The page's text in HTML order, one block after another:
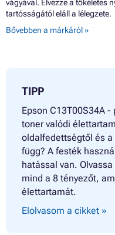
Patron EPSON L3110 SERIES
Patron EPSON L3110CIS
Patron EPSON L3110MEAF
Patron EPSON L3111
vágyával. Élvezze a tökéletes
tartósságától eláll a lélegzete.
Bővebben a márkáról »
TIPP
Epson C13T00S34A
toner valódi
oldalfedettségtől és
függ? A festék
hatással van.
mind a 8 tényezőt,
élettartamát.
Elolvasom a cikket »